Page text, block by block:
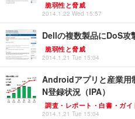
脆弱性と脅威
2014.1.22 Wed 15:57
Dellの複数製品にDoS攻
脆弱性と脅威
2014.1.21 Tue 15:04
Androidアプリと産業用
N登録状況（IPA）
調査・レポート・白書・ガイ
2014.1.21 Tue 15:04